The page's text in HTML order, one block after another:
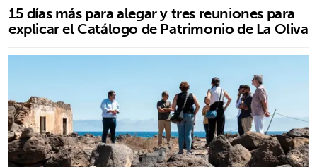
15 días más para alegar y tres reuniones para
explicar el Catálogo de Patrimonio de La Oliva